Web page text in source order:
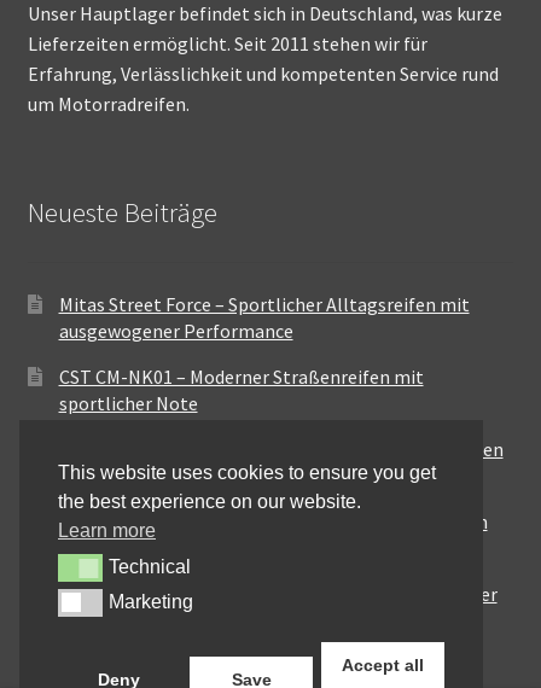
Unser Hauptlager befindet sich in Deutschland, was kurze
Lieferzeiten ermöglicht. Seit 2011 stehen wir für
Erfahrung, Verlässlichkeit und kompetenten Service rund
um Motorradreifen.
Neueste Beiträge
Mitas Street Force – Sportlicher Alltagsreifen mit
ausgewogener Performance
CST CM-NK01 – Moderner Straßenreifen mit
sportlicher Note
Maxxis MA-ST3 – Ausgewogener Sport-Touring-Reifen
für vielseitige Einsätze
Pirelli City Demon – Zuverlässigkeit für den urbanen
Alltag
Metzeler Perfect ME77 – Klassische Optik mit solider
Straßenperformance
This website uses cookies to ensure you get
the best experience on our website.
Learn more
TechnicalTechnical
MarketingMarketing
Deny Save
Accept all